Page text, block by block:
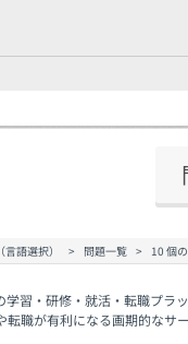
語選択） 問題一覧 10 個
学習・研修・就活・転職プラ
転職が有利になる画期的なサ